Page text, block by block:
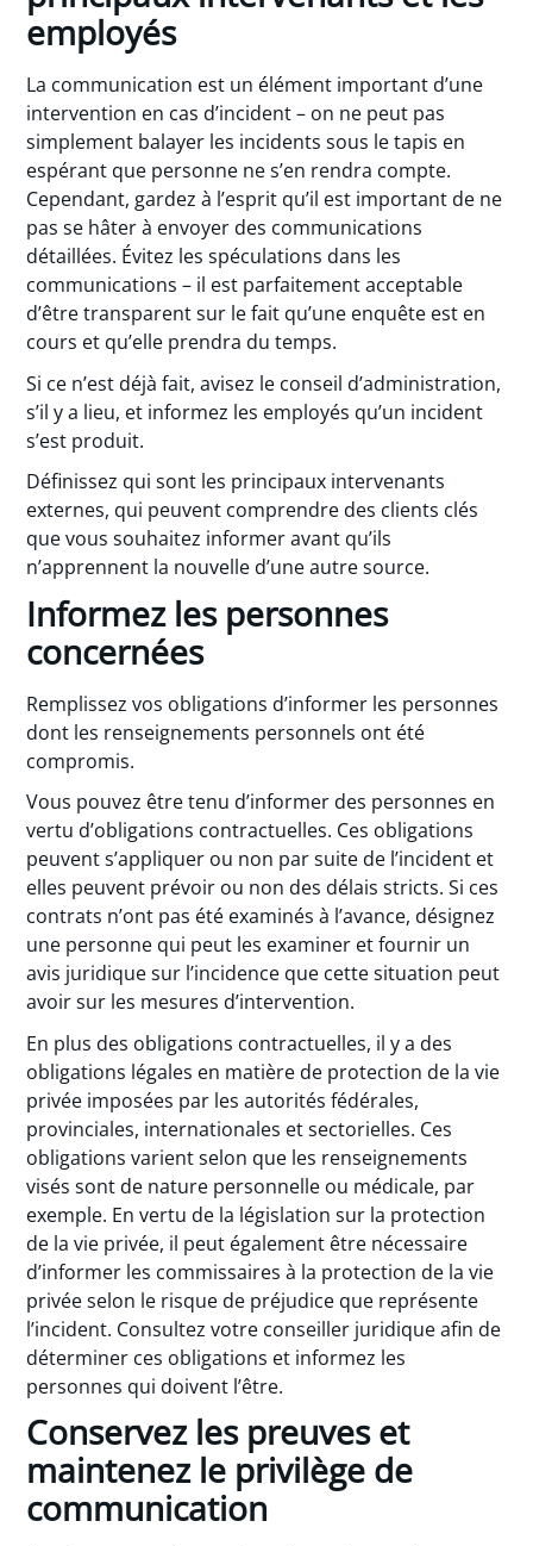
employés
La communication est un élément important d’une
intervention en cas d’incident – on ne peut pas
simplement balayer les incidents sous le tapis en
espérant que personne ne s’en rendra compte.
Cependant, gardez à l’esprit qu’il est important de ne
pas se hâter à envoyer des communications
détaillées. Évitez les spéculations dans les
communications – il est parfaitement acceptable
d’être transparent sur le fait qu’une enquête est en
cours et qu’elle prendra du temps.
Si ce n’est déjà fait, avisez le conseil d’administration,
s’il y a lieu, et informez les employés qu’un incident
s’est produit.
Définissez qui sont les principaux intervenants
externes, qui peuvent comprendre des clients clés
que vous souhaitez informer avant qu’ils
n’apprennent la nouvelle d’une autre source.
Informez les personnes
concernées
Remplissez vos obligations d’informer les personnes
dont les renseignements personnels ont été
compromis.
Vous pouvez être tenu d’informer des personnes en
vertu d’obligations contractuelles. Ces obligations
peuvent s’appliquer ou non par suite de l’incident et
elles peuvent prévoir ou non des délais stricts. Si ces
contrats n’ont pas été examinés à l’avance, désignez
une personne qui peut les examiner et fournir un
avis juridique sur l’incidence que cette situation peut
avoir sur les mesures d’intervention.
En plus des obligations contractuelles, il y a des
obligations légales en matière de protection de la vie
privée imposées par les autorités fédérales,
provinciales, internationales et sectorielles. Ces
obligations varient selon que les renseignements
visés sont de nature personnelle ou médicale, par
exemple. En vertu de la législation sur la protection
de la vie privée, il peut également être nécessaire
d’informer les commissaires à la protection de la vie
privée selon le risque de préjudice que représente
l’incident. Consultez votre conseiller juridique afin de
déterminer ces obligations et informez les
personnes qui doivent l’être.
Conservez les preuves et
maintenez le privilège de
communication